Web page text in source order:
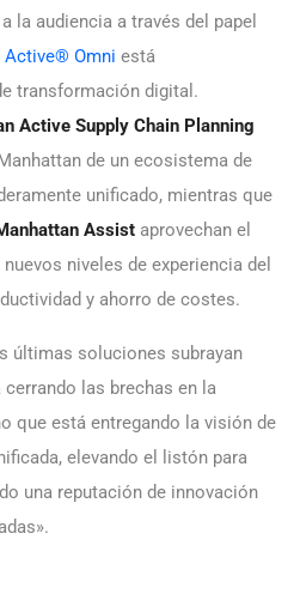
la audiencia a través del papel
Active® Omni está
transformación digital.
Active Supply Chain Planning
de un ecosistema de
unificado, mientras que
Assist aprovechan el
niveles de experiencia del
y ahorro de costes.
últimas soluciones subrayan
las brechas en la
que está entregando la visión de
elevando el listón para
una reputación de innovación